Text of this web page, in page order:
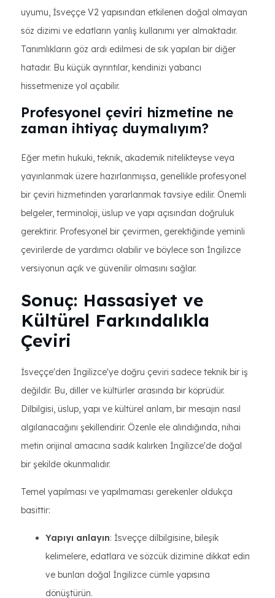
uyumu, İsveççe V2 yapısından etkilenen doğal olmayan
söz dizimi ve edatların yanlış kullanımı yer almaktadır.
Tanımlıkların göz ardı edilmesi de sık yapılan bir diğer
hatadır. Bu küçük ayrıntılar, kendinizi yabancı
hissetmenize yol açabilir.
Profesyonel çeviri hizmetine ne
zaman ihtiyaç duymalıyım?
Eğer metin hukuki, teknik, akademik nitelikteyse veya
yayınlanmak üzere hazırlanmışsa, genellikle profesyonel
bir çeviri hizmetinden yararlanmak tavsiye edilir. Önemli
belgeler, terminoloji, üslup ve yapı açısından doğruluk
gerektirir. Profesyonel bir çevirmen, gerektiğinde yeminli
çevirilerde de yardımcı olabilir ve böylece son İngilizce
versiyonun açık ve güvenilir olmasını sağlar.
Sonuç: Hassasiyet ve
Kültürel Farkındalıkla
Çeviri
İsveççe'den İngilizce'ye doğru çeviri sadece teknik bir iş
değildir. Bu, diller ve kültürler arasında bir köprüdür.
Dilbilgisi, üslup, yapı ve kültürel anlam, bir mesajın nasıl
algılanacağını şekillendirir. Özenle ele alındığında, nihai
metin orijinal amacına sadık kalırken İngilizce'de doğal
bir şekilde okunmalıdır.
Temel yapılması ve yapılmaması gerekenler oldukça
basittir:
Yapıyı anlayın: İsveççe dilbilgisine, bileşik
kelimelere, edatlara ve sözcük dizimine dikkat edin
ve bunları doğal İngilizce cümle yapısına
dönüştürün.